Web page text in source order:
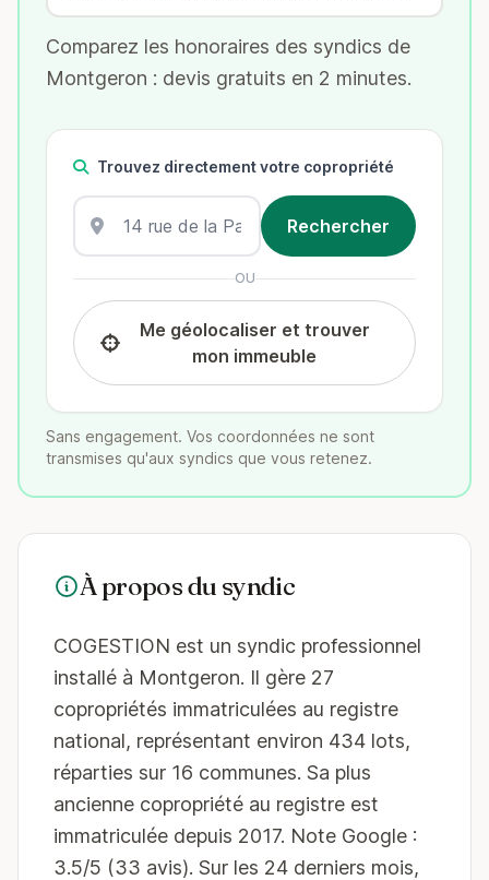
Comparez les honoraires des syndics de
Montgeron : devis gratuits en 2 minutes.
Trouvez directement votre copropriété
OU
Me géolocaliser et trouver
mon immeuble
Sans engagement. Vos coordonnées ne sont
transmises qu'aux syndics que vous retenez.
À propos du syndic
COGESTION est un syndic professionnel
installé à Montgeron. Il gère 27
copropriétés immatriculées au registre
national, représentant environ 434 lots,
réparties sur 16 communes. Sa plus
ancienne copropriété au registre est
immatriculée depuis 2017. Note Google :
3.5/5 (33 avis). Sur les 24 derniers mois,